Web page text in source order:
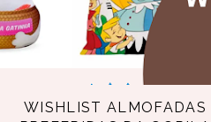
WISHLIST ALMOFADAS